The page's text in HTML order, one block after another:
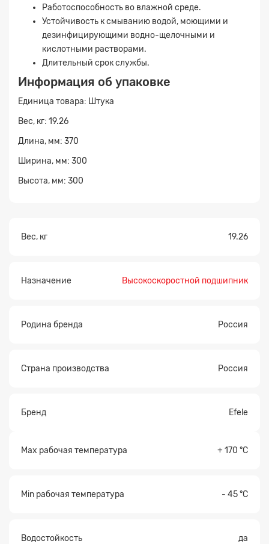
Работоспособность во влажной среде.
Устойчивость к смыванию водой, моющими и
дезинфицирующими водно-щелочными и
кислотными растворами.
Длительный срок службы.
Информация об упаковке
Единица товара: Штука
Вес, кг: 19.26
Длина, мм: 370
Ширина, мм: 300
Высота, мм: 300
Вес, кг 19.26
Назначение Высокоскоростной подшипник
Родина бренда Россия
Страна производства Россия
Бренд Efele
Max рабочая температура + 170 °С
Min рабочая температура - 45 °С
Водостойкость да
Заявка на расчет
файл